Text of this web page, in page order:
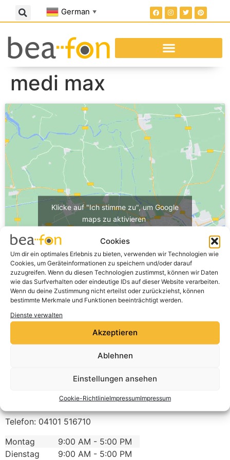
Cookies
Um dir ein optimales Erlebnis zu bieten, verwenden wir Technologien wie
Cookies, um Geräteinformationen zu speichern und/oder darauf
zuzugreifen. Wenn du diesen Technologien zustimmst, können wir Daten
wie das Surfverhalten oder eindeutige IDs auf dieser Website verarbeiten.
Wenn du deine Zustimmung nicht erteilst oder zurückziehst, können
bestimmte Merkmale und Funktionen beeinträchtigt werden.
Dienste verwalten
Akzeptieren
Ablehnen
Einstellungen ansehen
Cookie-RichtlinieImpressumImpressum
German ▼
medi max
Klicke auf "Ich stimme zu", um Google
maps zu aktivieren
Ich stimme zu
PrisdorfDeutschland
Telefon: 04101 516710
Montag
9:00 AM - 5:00 PM
Dienstag
9:00 AM - 5:00 PM